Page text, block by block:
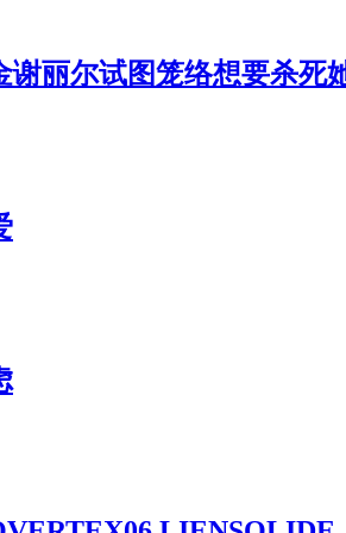
谢丽尔试图笼络想要杀死